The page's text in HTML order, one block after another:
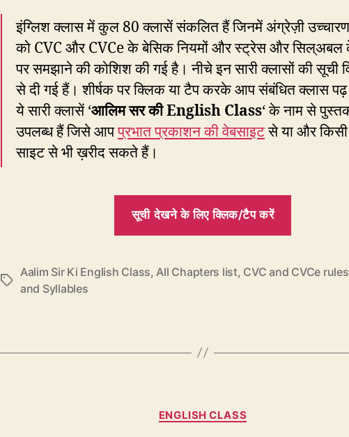
इंग्लिश क्लास में कुल 80 क्लासें संकलित हैं जिनमें अंग्रेज़ी
को CVC और CVCe के बेसिक नियमों और स्ट्रेस और
पर समझाने की कोशिश की गई है। नीचे इन सारी क्लासों की सूची
से दी गई हैं। शीर्षक पर क्लिक या टैप करके आप संबंधित क्लास
ये सारी क्लासें ‘आलिम सर की English Class‘ के नाम से
उपलब्ध हैं जिसे आपप्रभात प्रकाशन की वेबसाइटसे या और
साइट से भी ख़रीद सकते हैं।
सूची देखने के लिए क्लिक/टैप करें
पूरी
क्लास
Tags
Aalim Sir Ki English Class, All Chapters list, CVC and CVCe rules
and Syllables
Categories
ENGLISH CLASS